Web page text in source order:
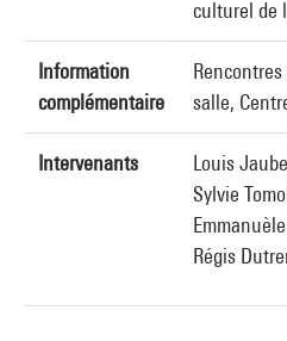
culturel de
Information
complémentaire
salle,
Intervenants
Louis
Sylvie
Régis